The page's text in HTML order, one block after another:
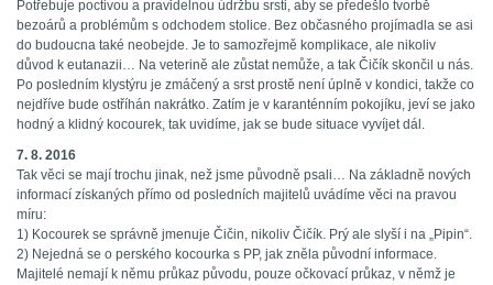
Potřebuje poctivou a pravidelnou údržbu srsti, aby se předešlo tvorbě
bezoárů a problémům s odchodem stolice. Bez občasného projímadla se asi
do budoucna také neobejde. Je to samozřejmě komplikace, ale nikoliv
důvod k eutanazii… Na veterině ale zůstat nemůže, a tak Čičík skončil u nás.
Po posledním klystýru je zmáčený a srst prostě není úplně v kondici, takže co
nejdříve bude ostříhán nakrátko. Zatím je v karanténním pokojíku, jeví se jako
hodný a klidný kocourek, tak uvidíme, jak se bude situace vyvíjet dál.
7. 8. 2016
Tak věci se mají trochu jinak, než jsme původně psali… Na základně nových
informací získaných přímo od posledních majitelů uvádíme věci na pravou
míru:
1) Kocourek se správně jmenuje Čičin, nikoliv Čičík. Prý ale slyší i na „Pipin“.
2) Nejedná se o perského kocourka s PP, jak zněla původní informace.
Majitelé nemají k němu průkaz původu, pouze očkovací průkaz, v němž je